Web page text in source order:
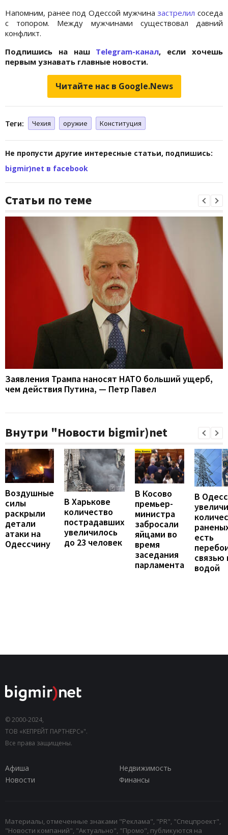
Напомним, ранее под Одессой мужчиназастрелилсоседа
с топором. Между мужчинами существовал давний
конфликт.
Подпишись на наш Telegram-канал, если хочешь
первым узнавать главные новости.
Читайте нас в Google.News
Теги: Чехия оружие Конституция
Не пропусти другие интересные статьи, подпишись:
bigmir)net в facebook
Статьи по теме
Заявления Трампа наносят НАТО больший ущерб,
чем действия Путина, — Петр Павел
Внутри "Новости bigmir)net
Воздушные
силы
раскрыли
детали
атаки на
Одессчину
В Харькове
количество
пострадавших
увеличилось
до 23 человек
В Косово
премьер-
министра
забросали
яйцами во
время
заседания
парламента
В
есть
связью
водой
© 2000-2024,
ТОВ «КЕПРЕЙТ ПАРТНЕРС»".
Все права защищены.
Афиша
Недвижимость
Новости
Финансы
Материалы, отмеченные знаками "Реклама", "PR", "Спецпроект",
"Новости компаний", "Актуально", "Промо", публикуются на